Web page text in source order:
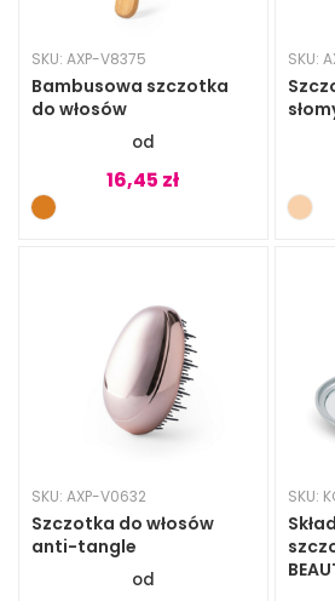
SKU: AXP-V8375
Bambusowa szczotka
do włosów
16,45 zł
SKU:
SKU: AXP-V0632
Szczotka do włosów
anti-tangle
SKU: